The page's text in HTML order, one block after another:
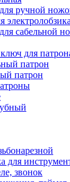
ручной
электролобзика
сабельной
для
патрон
патрон
для
звонок